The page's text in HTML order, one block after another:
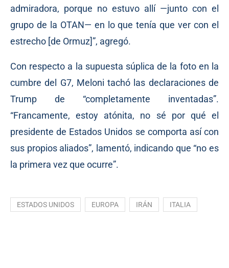
admiradora, porque no estuvo allí —junto con el
grupo de la OTAN— en lo que tenía que ver con el
estrecho [de Ormuz]”, agregó.
Con respecto a la supuesta súplica de la foto en la
cumbre del G7, Meloni tachó las declaraciones de
Trump de “completamente inventadas”.
“Francamente, estoy atónita, no sé por qué el
presidente de Estados Unidos se comporta así con
sus propios aliados”, lamentó, indicando que “no es
la primera vez que ocurre”.
ESTADOS UNIDOS EUROPA IRÁN ITALIA